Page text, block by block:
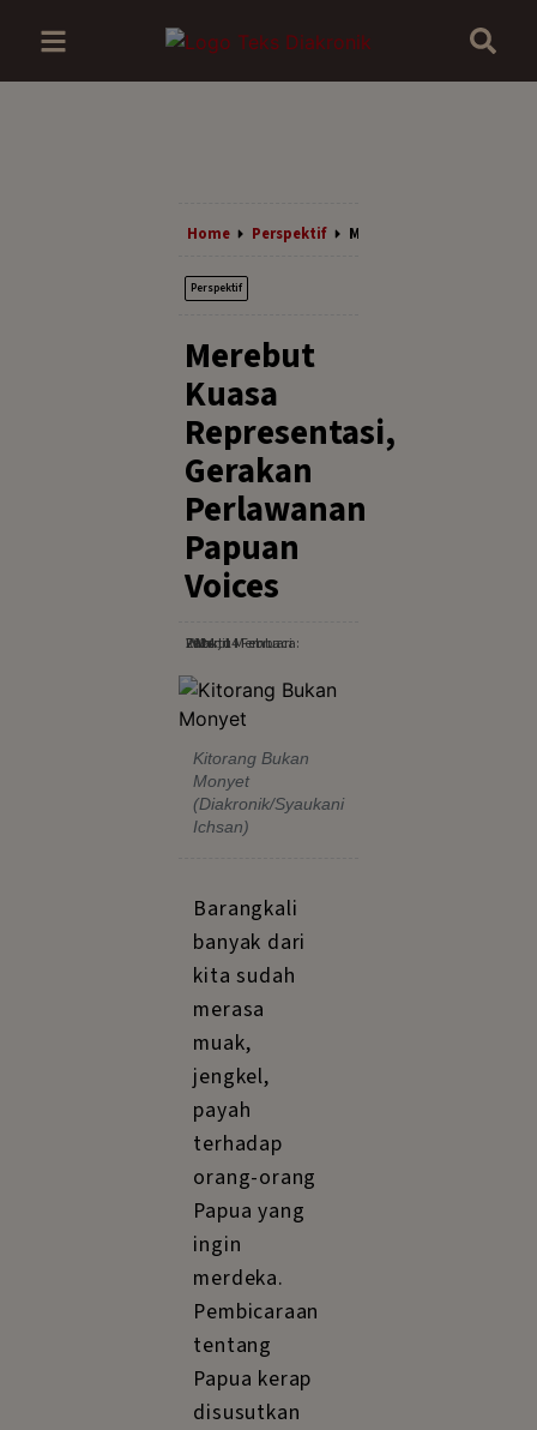
Home Perspektif Merebut Kuasa
Perspektif
Merebut
Kuasa
Representasi,
Gerakan
Perlawanan
Papuan
Voices
Rabu, 14 Februari 2024
· Waktu Membaca: 7 Menit
Kitorang Bukan
Monyet
(Diakronik/Syaukani
Ichsan)
Barangkali
banyak dari
kita sudah
merasa
muak,
jengkel,
payah
terhadap
orang-orang
Papua yang
ingin
merdeka.
Pembicaraan
tentang
Papua kerap
disusutkan